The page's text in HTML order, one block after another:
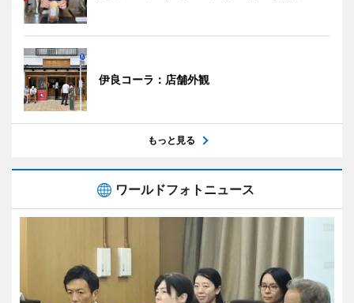
伊良コーラ：店舗外観
もっと見る
ワールドフォトニュース